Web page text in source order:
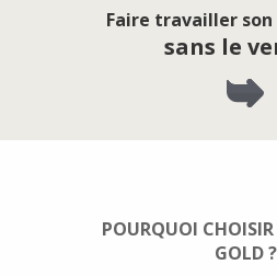
Faire travailler
sans le
POURQUOI CHOISIR
GOLD ?